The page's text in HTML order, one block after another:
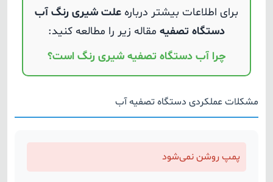
برای اطلاعات بیشتر درباره علت شیری رنگ آب
دستگاه تصفیهمقاله زیر را مطالعه کنید:
چرا آب دستگاه تصفیه شیری رنگ است؟
مشکلات عملکردی دستگاه تصفیه آب
پمپ روشن نمی‌شود